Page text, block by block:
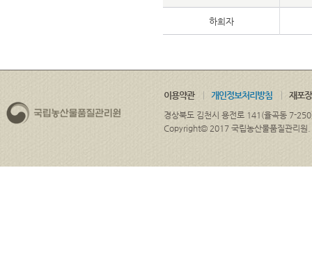
하희자
이용약관 개인정보처리방침 재포
경상북도 김천시 용전로 141(율곡동 7-
Copyright© 2017 국립농산물품질관리원